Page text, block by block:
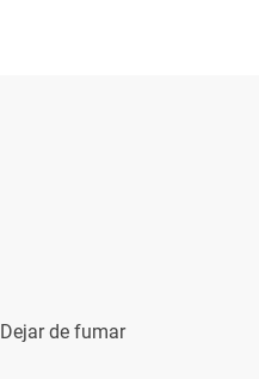
Dejar de fumar